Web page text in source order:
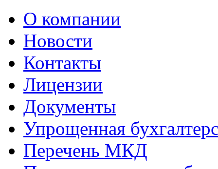
О компании
Новости
Контакты
Лицензии
Документы
Упрощенная
Перечень МКД